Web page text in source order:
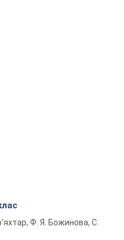
Ф. Я. Божинова, С.